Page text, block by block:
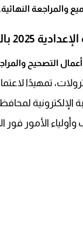
والمراجعة النهائية.
2025 بالدقهلية
أعمال التصحيح
تمهيدًا
الإلكترونية
الأمور فور